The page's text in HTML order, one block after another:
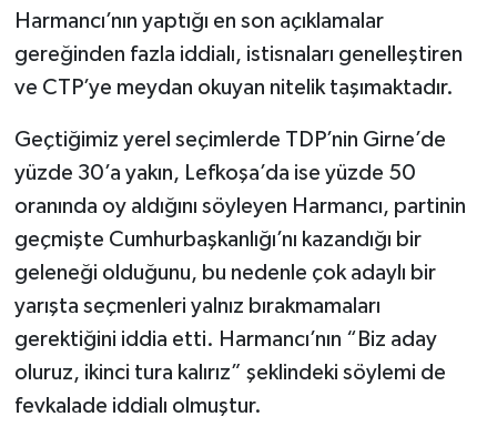
Harmancı’nın yaptığı en son açıklamalar
gereğinden fazla iddialı, istisnaları genelleştiren
ve CTP’ye meydan okuyan nitelik taşımaktadır.
Geçtiğimiz yerel seçimlerde TDP’nin Girne’de
yüzde 30’a yakın, Lefkoşa’da ise yüzde 50
oranında oy aldığını söyleyen Harmancı, partinin
geçmişte Cumhurbaşkanlığı’nı kazandığı bir
geleneği olduğunu, bu nedenle çok adaylı bir
yarışta seçmenleri yalnız bırakmamaları
gerektiğini iddia etti. Harmancı’nın “Biz aday
oluruz, ikinci tura kalırız” şeklindeki söylemi de
fevkalade iddialı olmuştur.